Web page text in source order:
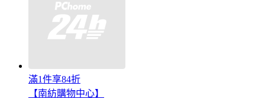
滿1件享84折
【南紡購物中心】